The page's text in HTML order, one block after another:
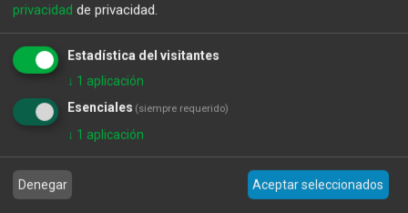
Miel de azahar en
panal 521gr
8,31€
Málaga 500gr
privacidad de privacidad.
Estadística del visitantes
↓ 1 aplicación
Esenciales (siempre requerido)
↓ 1 aplicación
Denegar Aceptar seleccionados